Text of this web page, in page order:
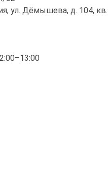
ул. Дёмышева, д. 104,